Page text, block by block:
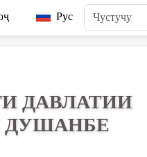
Рус
ДАВЛАТИИ